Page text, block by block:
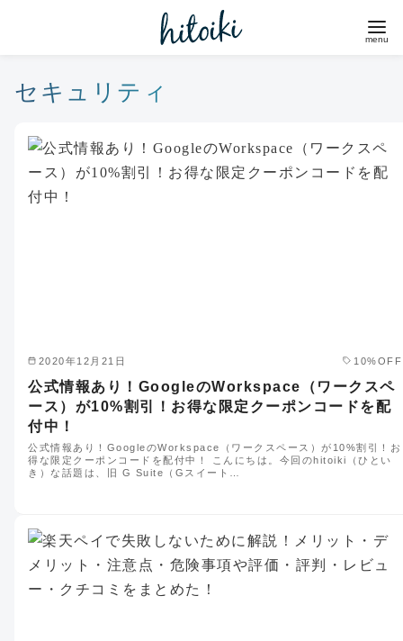
セキュリティ
2020年12月21日 10%OFF
公式情報あり！GoogleのWorkspace（ワークスペ
ース）が10%割引！お得な限定クーポンコードを配
付中！
公式情報あり！GoogleのWorkspace（ワークスペース）が10%割引！お
得な限定クーポンコードを配付中！ こんにちは。今回のhitoiki（ひとい
き）な話題は、旧 G Suite（Gスイート…